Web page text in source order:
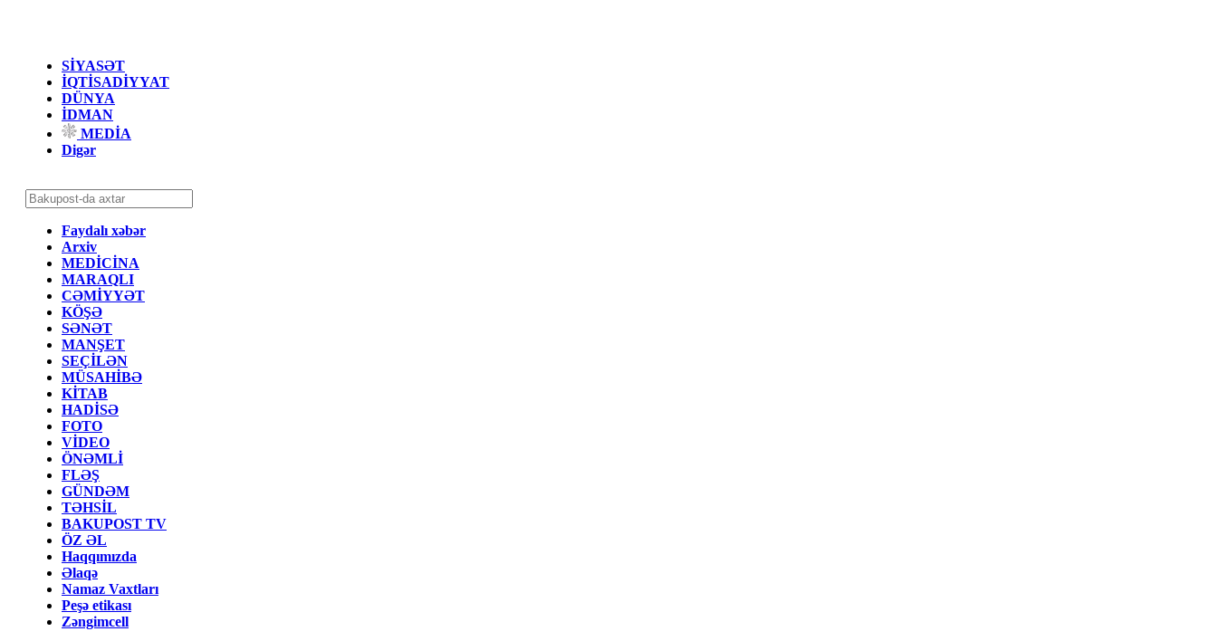
SİYASƏT
İQTİSADİYYAT
DÜNYA
İDMAN
MEDİA
Digər
Faydalı xəbər
Arxiv
MEDİCİNA
MARAQLI
CƏMİYYƏT
KÖŞƏ
SƏNƏT
MANŞET
SEÇİLƏN
MÜSAHİBƏ
KİTAB
HADİSƏ
FOTO
VİDEO
ÖNƏMLİ
FLƏŞ
GÜNDƏM
TƏHSİL
BAKUPOST TV
ÖZ ƏL
Haqqımızda
Əlaqə
Namaz Vaxtları
Peşə etikası
Zəngimcell